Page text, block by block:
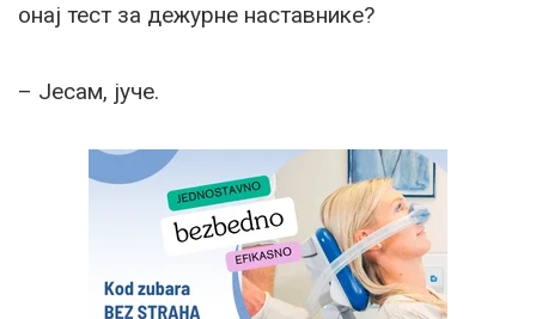
онај тест за дежурне наставнике?
– Јесам, јуче.